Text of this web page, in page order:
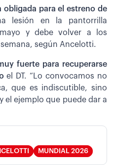
obligada para el estreno de
lesión en la pantorrilla
y debe volver a los
según Ancelotti.
fuerte para recuperarse
el DT. “Lo convocamos no
que es indiscutible, sino
el ejemplo que puede dar a
MUNDIAL 2026